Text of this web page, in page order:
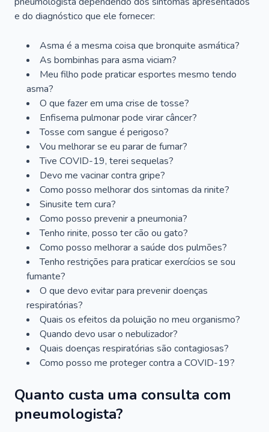
e do diagnóstico que ele fornecer:
Asma é a mesma coisa que bronquite asmática?
As bombinhas para asma viciam?
Meu filho pode praticar esportes mesmo tendo
asma?
O que fazer em uma crise de tosse?
Enfisema pulmonar pode virar câncer?
Tosse com sangue é perigoso?
Vou melhorar se eu parar de fumar?
Tive COVID-19, terei sequelas?
Devo me vacinar contra gripe?
Como posso melhorar dos sintomas da rinite?
Sinusite tem cura?
Como posso prevenir a pneumonia?
Tenho rinite, posso ter cão ou gato?
Como posso melhorar a saúde dos pulmões?
Tenho restrições para praticar exercícios se sou
fumante?
O que devo evitar para prevenir doenças
respiratórias?
Quais os efeitos da poluição no meu organismo?
Quando devo usar o nebulizador?
Quais doenças respiratórias são contagiosas?
Como posso me proteger contra a COVID-19?
Quanto custa uma consulta com
pneumologista?